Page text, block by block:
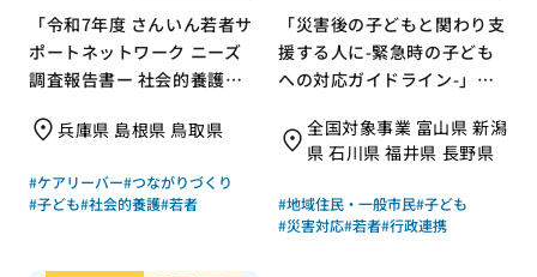
「令和7年度 さんいん若者サ
ポートネットワーク ニーズ
調査報告書ー 社会的養護の
｜さんいん若者サポートネッ
ワーカーズコープ・センター
事業団）｜成果物レポート
兵庫県 島根県 鳥取県
#ケアリーバー#つながりづくり
#子ども#社会的養護#若者
「災害後の子どもと関わり支
援する人に-緊急時の子ども
への対応ガイドライン-」｜
こどもの城いきいきプロジェ
クト｜成果物レポート
全国対象事業 富山県 新潟
県 石川県 福井県 長野県
#地域住民・一般市民#子ども
#災害対応#若者#行政連携